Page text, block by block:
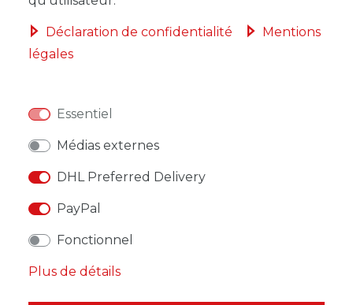
DESCRIPTION
AUTRES DÉTAILS
Déclaration de confidentialité
Mentions
légales
Essentiel
Médias externes
DHL Preferred Delivery
PayPal
Fonctionnel
Plus de détails